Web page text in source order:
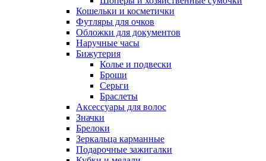
Кошельки и косметички
Футляры для очков
Обложки для документов
Наручные часы
Бижутерия
Колье и подвески
Броши
Серьги
Браслеты
Аксессуары для волос
Значки
Брелоки
Зеркальца карманные
Подарочные зажигалки